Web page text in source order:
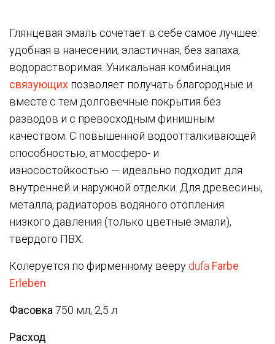
Глянцевая эмаль сочетает в себе самое лучшее:
удобная в нанесении, эластичная, без запаха,
водорастворимая. Уникальная комбинация
связующих позволяет получать благородные и
вместе с тем долговечные покрытия без
разводов и с превосходным финишным
качеством. С повышенной водоотталкивающей
способностью, атмосферо- и
износостойкостью — идеально подходит для
внутренней и наружной отделки. Для древесины,
металла, радиаторов водяного отопления
низкого давления (только цветные эмали),
твердого ПВХ.
Колеруется по фирменному вееру düfa Farbe
Erleben
Фасовка 750 мл, 2,5 л
Расход